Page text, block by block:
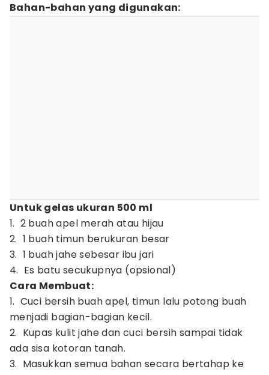
Bahan-bahan yang digunakan:
Untuk gelas ukuran 500 ml
1. 2 buah apel merah atau hijau
2. 1 buah timun berukuran besar
3. 1 buah jahe sebesar ibu jari
4. Es batu secukupnya (opsional)
Cara Membuat:
1. Cuci bersih buah apel, timun lalu potong buah
menjadi bagian-bagian kecil.
2. Kupas kulit jahe dan cuci bersih sampai tidak
ada sisa kotoran tanah.
3. Masukkan semua bahan secara bertahap ke